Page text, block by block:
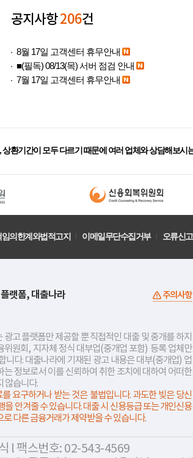
공지사항206건
8월 17일 고객센터 휴무안내
■(필독) 08/13(목) 서버 점검 안내
7월 17일 고객센터 휴무안내
환기간이 모두 다르기 때문에 여러 업체와 상담해보시
의한계와법적고지 이메일무단수집거부 오류신고
랫폼, 대출나라 주의사항
광고 플랫폼만 제공할 뿐 직접적인 대출 및 중개를 하지
위원회, 지자체 정식 대부업(중개업 포함) 등록 업체만
니다. 대출나라에 기재된 광고 내용은 대부(중개업) 업
는 정보로서 이를 신뢰하여 취한 조치에 대하여 어떠한
않습니다.
요구하거나 받는 것은 불법입니다. 과도한 빚은 당신
을 안겨줄 수 있습니다. 대출 시 신용등급 또는 개인신용
로 다른 금융거래가 제약받을 수 있습니다.
l 팩스번호: 02-543-4569